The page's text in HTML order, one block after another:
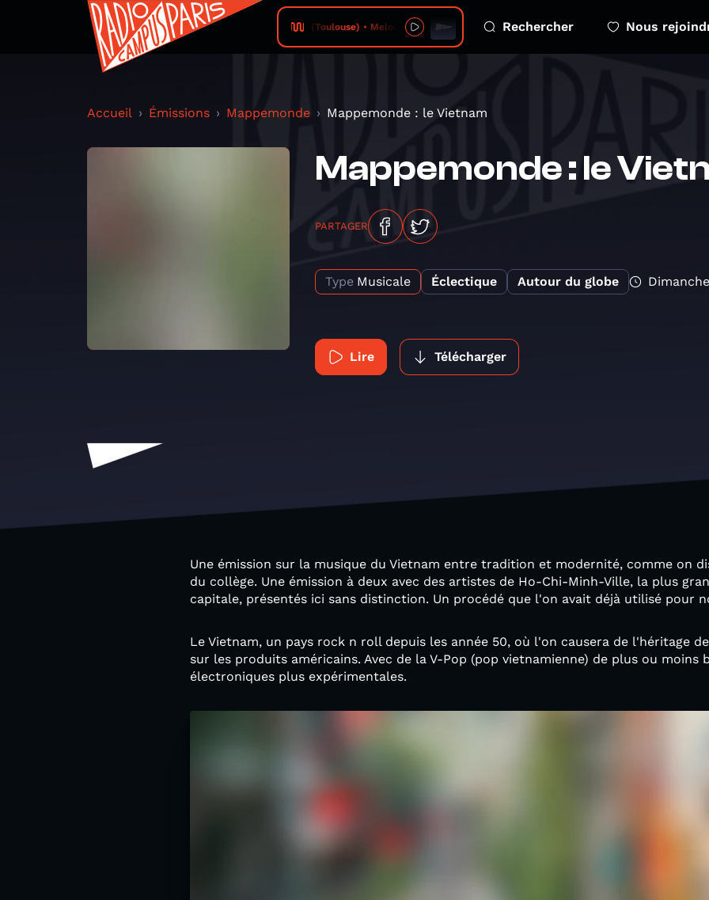
Campus FM (Toulouse) • Melodious Mosaic - 2026-08-07 - no 14Rechercher Nous
Accueil Émissions Mappemonde Mappemonde : le Vietnam
Mappemonde : le
PARTAGER
Type Musicale Éclectique Autour du globe
Lire Télécharger
Une émission sur la musique du Vietnam entre tradition et modernité, comme on
du collège. Une émission à deux avec des artistes de Ho-Chi-Minh-Ville, la plus
capitale, présentés ici sans distinction. Un procédé que l'on avait déjà utilisé pour
Le Vietnam, un pays rock n roll depuis les année 50, où l'on causera de l'héritage
sur les produits américains. Avec de la V-Pop (pop vietnamienne) de plus ou moins
électroniques plus expérimentales.